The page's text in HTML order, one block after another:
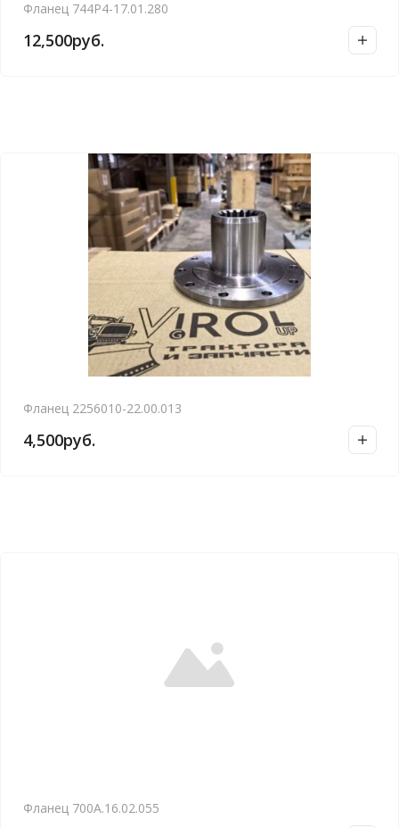
Фланец 744Р4-17.01.280
12,500руб.
Фланец 2256010-22.00.013
4,500руб.
Фланец 700А.16.02.055